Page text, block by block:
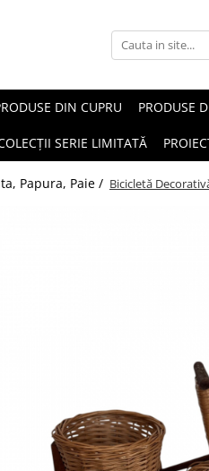
DIN CUPRU PRODUSE
SERIE LIMITATĂ
Papura, Paie / Bicicletă